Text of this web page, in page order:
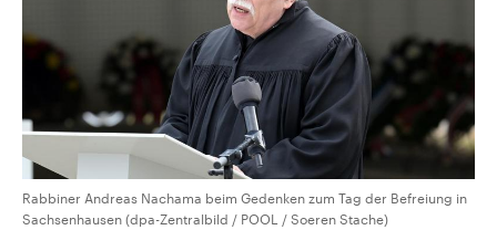
Rabbiner Andreas Nachama beim Gedenken zum Tag der Befreiung in
Sachsenhausen (dpa-Zentralbild / POOL / Soeren Stache)